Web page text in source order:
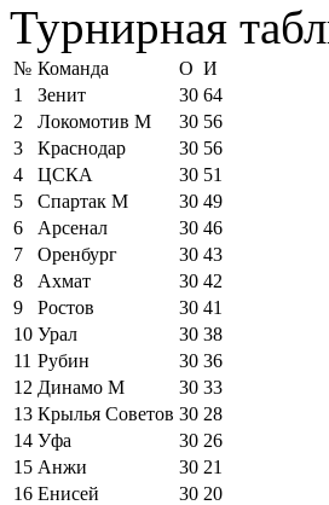
Турнирная
№ Команда О И
1
Зенит 30 64
2
Локомотив М 30 56
3
Краснодар 30 56
4
ЦСКА 30 51
5
Спартак М 30 49
6
Арсенал 30 46
7
Оренбург 30 43
8
Ахмат 30 42
9
Ростов 30 41
10 Урал 30 38
11 Рубин 30 36
12 Динамо М 30 33
13 Крылья Советов 30 28
14 Уфа 30 26
15 Анжи 30 21
16 Енисей 30 20